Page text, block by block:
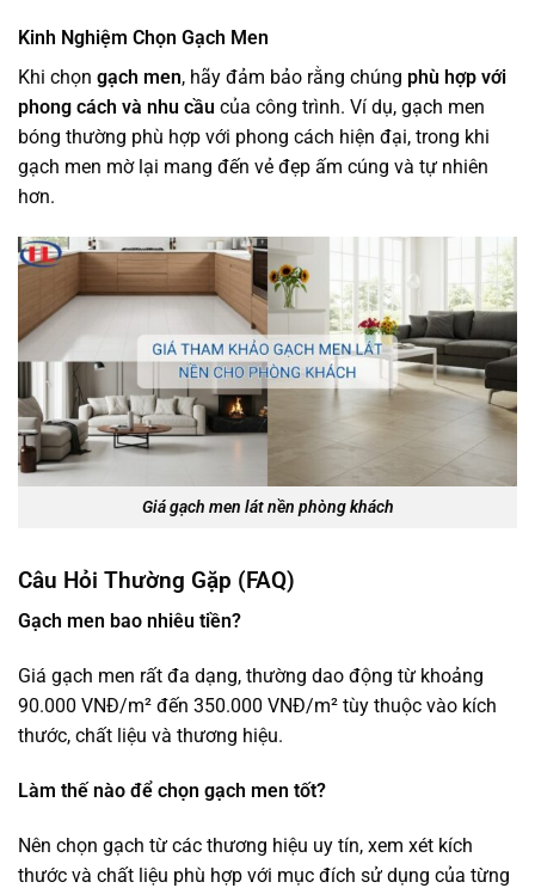
Kinh Nghiệm Chọn Gạch Men
Khi chọn gạch men, hãy đảm bảo rằng chúng phù hợp với
phong cách và nhu cầu của công trình. Ví dụ, gạch men
bóng thường phù hợp với phong cách hiện đại, trong khi
gạch men mờ lại mang đến vẻ đẹp ấm cúng và tự nhiên
hơn.
Giá gạch men lát nền phòng khách
Câu Hỏi Thường Gặp (FAQ)
Gạch men bao nhiêu tiền?
Giá gạch men rất đa dạng, thường dao động từ khoảng
90.000 VNĐ/m² đến 350.000 VNĐ/m² tùy thuộc vào kích
thước, chất liệu và thương hiệu.
Làm thế nào để chọn gạch men tốt?
Nên chọn gạch từ các thương hiệu uy tín, xem xét kích
thước và chất liệu phù hợp với mục đích sử dụng của từng